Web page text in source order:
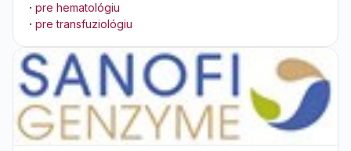
· pre hematológiu
· pre transfuziológiu